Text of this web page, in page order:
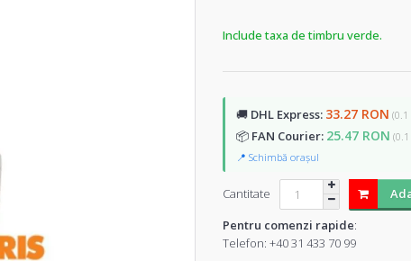
Include taxa de timbru verde.
🚚 DHL Express: 33.27 RON (0.1
📦 FAN Courier: 25.47 RON
📍 Schimbă orașul
Cantitate
Pentru comenzi rapide:
Telefon: +40 31 433 70 99